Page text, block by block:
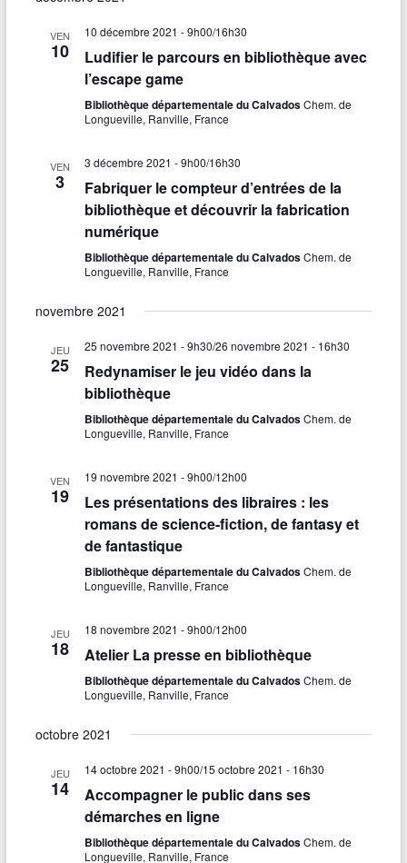
VEN
10
10 décembre 2021 - 9h00/16h30
Ludifier le parcours en bibliothèque avec
l’escape game
Bibliothèque départementale du CalvadosChem. de
Longueville, Ranville, France
VEN
3
3 décembre 2021 - 9h00/16h30
Fabriquer le compteur d’entrées de la
bibliothèque et découvrir la fabrication
numérique
Bibliothèque départementale du CalvadosChem. de
Longueville, Ranville, France
novembre 2021
JEU
25
25 novembre 2021 - 9h30/26 novembre 2021 - 16h30
Redynamiser le jeu vidéo dans la
bibliothèque
Bibliothèque départementale du CalvadosChem. de
Longueville, Ranville, France
VEN
19
19 novembre 2021 - 9h00/12h00
Les présentations des libraires : les
romans de science-fiction, de fantasy et
de fantastique
Bibliothèque départementale du CalvadosChem. de
Longueville, Ranville, France
JEU
18
18 novembre 2021 - 9h00/12h00
Atelier La presse en bibliothèque
Bibliothèque départementale du CalvadosChem. de
Longueville, Ranville, France
octobre 2021
JEU
14
14 octobre 2021 - 9h00/15 octobre 2021 - 16h30
Accompagner le public dans ses
démarches en ligne
Bibliothèque départementale du CalvadosChem. de
Longueville, Ranville, France